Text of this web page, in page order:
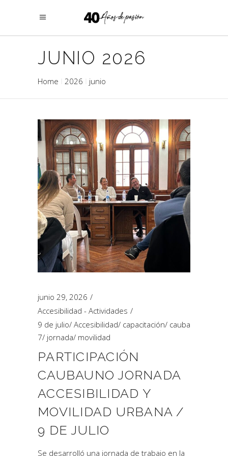
JUNIO 2026
Home 2026 junio
junio 29, 2026
Accesibilidad - Actividades
9 de julio/ Accesibilidad/ capacitación/ cauba
7/ jornada/ movilidad
PARTICIPACIÓN
CAUBAUNO JORNADA
ACCESIBILIDAD Y
MOVILIDAD URBANA /
9 DE JULIO
Se desarrolló una jornada de trabajo en la